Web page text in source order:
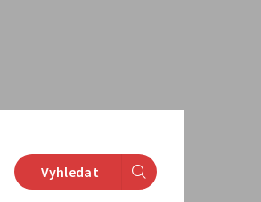
Vyhledat